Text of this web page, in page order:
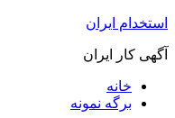
استخدام ایران
آگهی کار ایران
خانه
برگه نمونه